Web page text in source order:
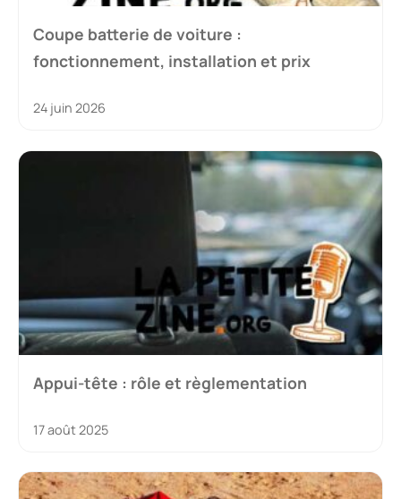
Coupe batterie de voiture :
fonctionnement, installation et prix
24 juin 2026
Appui-tête : rôle et règlementation
17 août 2025